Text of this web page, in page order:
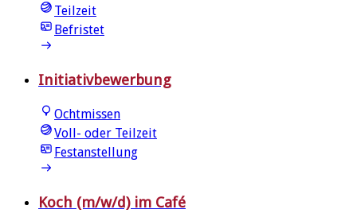
Teilzeit
Befristet
Initiativbewerbung
Ochtmissen
Voll- oder Teilzeit
Festanstellung
Koch (m/w/d) im Café